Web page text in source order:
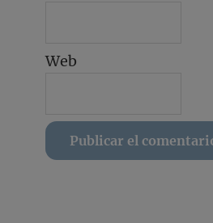
Web